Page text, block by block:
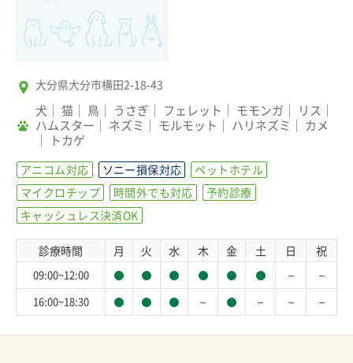
大分県大分市横田2-18-43
犬 猫 鳥 うさぎ フェレット モモンガ
リス
ハムスター
ネズミ モルモット ハリネズミ
カメ
トカゲ
アニコム対応 ソニー損保対応
ペットホテル
マイクロチップ
時間外でも対応
予約診療
キャッシュレス決済OK
診療時間 月 火 水 木 金 土 日 祝
09:00~12:00 － －
16:00~18:30 － － － －